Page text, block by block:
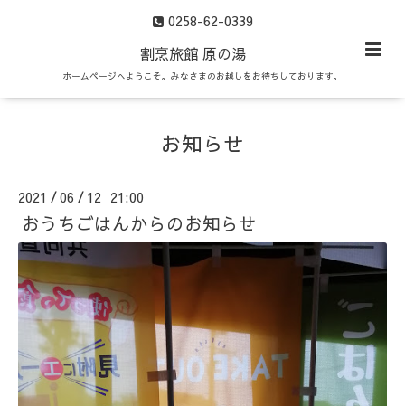
0258-62-0339
割烹旅館 原の湯
ホームページへようこそ。みなさまのお越しをお待ちしております。
お知らせ
2021 /06 / 12 21:00
おうちごはんからのお知らせ